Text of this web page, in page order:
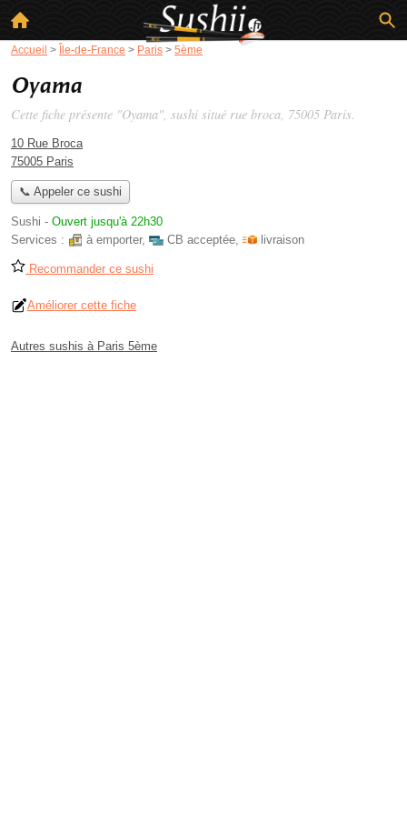
Accueil > Île-de-France > Paris > 5ème
Oyama
Cette fiche présente "Oyama", sushi situé rue broca, 75005 Paris.
10 Rue Broca
75005 Paris
📞 Appeler ce sushi
Sushi - Ouvert jusqu'à 22h30
Services :
à emporter, CB acceptée, livraison
Recommander ce sushi
Améliorer cette fiche
Autres sushis à Paris 5ème